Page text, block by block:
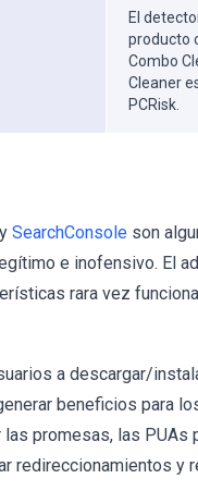
El
producto
Combo
Cleaner
PCRisk.
SearchConsole son
e inofensivo. El
rara vez
a descargar/
beneficios para
promesas, las
redireccionamientos y